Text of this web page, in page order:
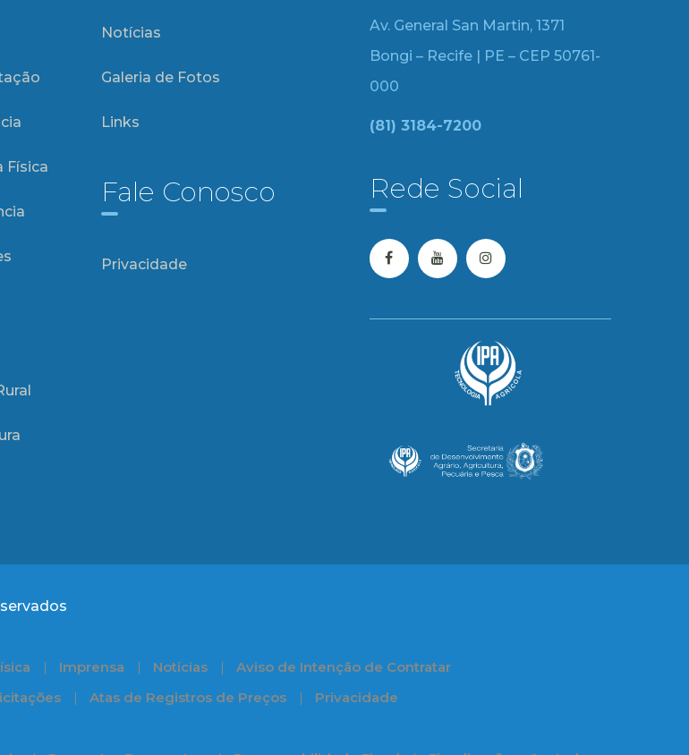
Física
Notícias
Galeria de Fotos
Links
Fale Conosco
Privacidade
Av. General San Martin, 1371
Bongi – Recife | PE – CEP 50761-
000
(81) 3184-7200
Rede Social
Imprensa Notícias
Aviso de Intenção de Contratar
Atas de Registros de Preços
Privacidade